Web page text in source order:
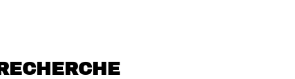
RECHERCHE